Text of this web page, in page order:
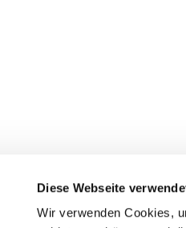
Diese Webseite
Wir verwenden Cookies,